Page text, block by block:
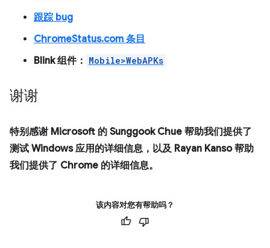
跟踪 bug
ChromeStatus.com 条目
Blink 组件： Mobile>WebAPKs
谢谢
特别感谢 Microsoft 的 Sunggook Chue 帮助我们提供了
测试 Windows 应用的详细信息，以及 Rayan Kanso 帮助
我们提供了 Chrome 的详细信息。
该内容对您有帮助吗？